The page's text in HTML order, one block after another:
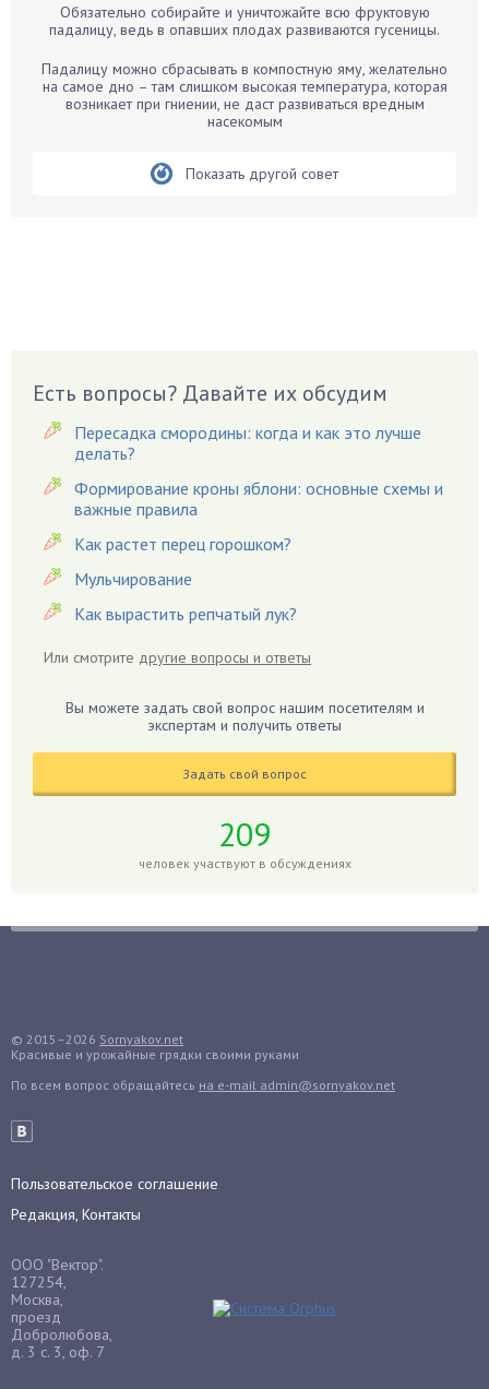
Бархатцы
Белые грибы
Бирючина
Вишня
Вредители
Гардения
Гацания
Гвоздики
Георгины
Герань
Гиацинт
Гиппеаструм
Годжи
Голубика
Гуава
Гузмания
Дайкон
Дендробиум
Денежное дерево
Драцена
Дыня
Ежевика
Обязательно собирайте и уничтожайте всю фруктовую
падалицу, ведь в опавших плодах развиваются гусеницы.
Падалицу можно сбрасывать в компостную яму, желательно
на самое дно – там слишком высокая температура, которая
возникает при гниении, не даст развиваться вредным
насекомым
Показать другой совет
Есть вопросы? Давайте их обсудим
Пересадка смородины: когда и как это лучше
делать?
Формирование кроны яблони: основные схемы и
важные правила
Как растет перец горошком?
Мульчирование
Как вырастить репчатый лук?
Или смотрите другие вопросы и ответы
Вы можете задать свой вопрос нашим посетителям и
экспертам и получить ответы
Задать свой вопрос
209
человек участвуют в обсуждениях
© 2015–2026 Sornyakov.net
Красивые и урожайные грядки своими руками
По всем вопрос обращайтесь на e-mail admin@sornyakov.net
Пользовательское соглашение
Редакция, Контакты
ООО "Вектор".
127254,
Москва,
проезд
Добролюбова,
д. 3 с. 3, оф. 7